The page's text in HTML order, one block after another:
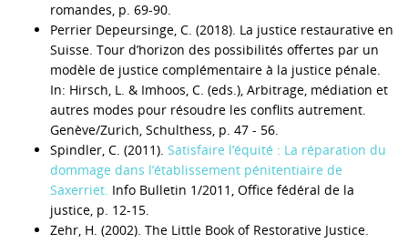
romandes, p. 69-90.
Perrier Depeursinge, C. (2018). La justice restaurative en
Suisse. Tour d’horizon des possibilités offertes par un
modèle de justice complémentaire à la justice pénale.
In: Hirsch, L. & Imhoos, C. (eds.), Arbitrage, médiation et
autres modes pour résoudre les conflits autrement.
Genève/Zurich, Schulthess, p. 47 - 56.
Spindler, C. (2011). Satisfaire l’équité : La réparation du
dommage dans l’établissement pénitentiaire de
Saxerriet. Info Bulletin 1/2011, Office fédéral de la
justice, p. 12-15.
Zehr, H. (2002). The Little Book of Restorative Justice.